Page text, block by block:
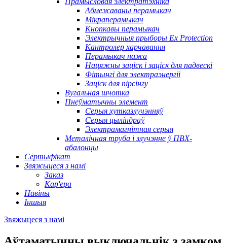
Абмежаваны перамыкач
Мікраперамыкач
Кнопкавы перамыкач
Электрычныя прыборы Ex Protection
Кантролер харчавання
Перамыкач нажа
Нацяжны заціск і заціск для падвескі
Фітынгі для электраэнергіі
Заціск для пірсінгу
Вугальная шчотка
Пнеўматычны элемент
Серыя хутказлучэнняў
Серыя цыліндраў
Электрамагнітная серыя
Металічная труба і злучэнне ў ПВХ-
абалонцы
Сертыфікат
Звяжыцеся з намі
Заказ
Кар'ера
Навіны
Іншыя
Звяжыцеся з намі